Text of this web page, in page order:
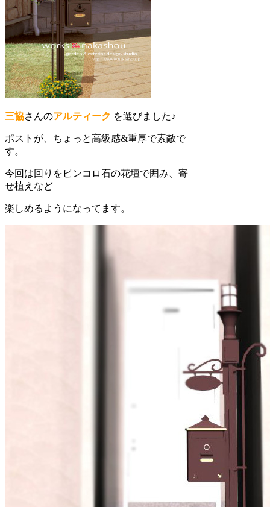
三協さんのアルティーク を選びました♪
ポストが、ちょっと高級感&重厚で素敵で
す。
今回は回りをピンコロ石の花壇で囲み、寄
せ植えなど
楽しめるようになってます。